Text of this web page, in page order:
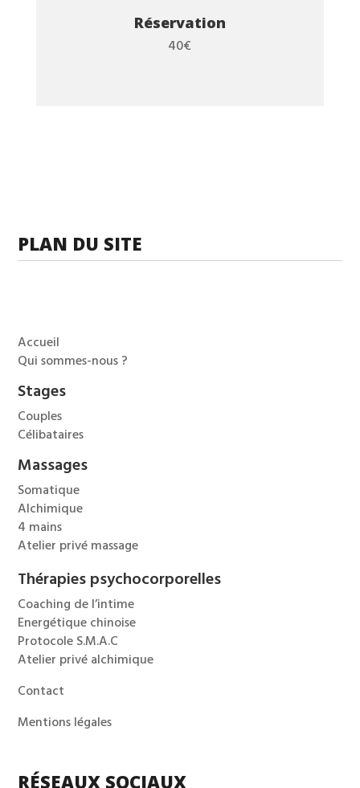
Réservation
40€
PLAN DU SITE
Accueil
Qui sommes-nous ?
Stages
Couples
Célibataires
Massages
Somatique
Alchimique
4 mains
Atelier privé massage
Thérapies psychocorporelles
Coaching de l’intime
Energétique chinoise
Protocole S.M.A.C
Atelier privé alchimique
Contact
Mentions légales
RÉSEAUX SOCIAUX